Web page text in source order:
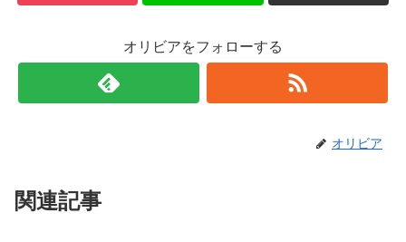
オリビアをフォローする
オリビア
関連記事